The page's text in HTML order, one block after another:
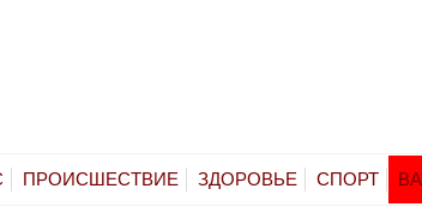
ПРОИСШЕСТВИЕ ЗДОРОВЬЕ СПОРТ